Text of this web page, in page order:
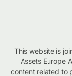
This website is
Assets Europe
content related to